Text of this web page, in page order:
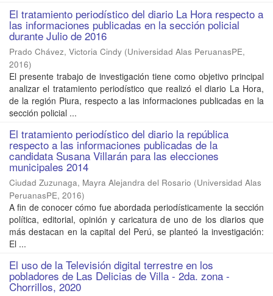
El tratamiento periodístico del diario La Hora respecto a
las informaciones publicadas en la sección policial
durante Julio de 2016
Prado Chávez, Victoria Cindy (Universidad Alas PeruanasPE,
2016)
El presente trabajo de investigación tiene como objetivo principal
analizar el tratamiento periodístico que realizó el diario La Hora,
de la región Piura, respecto a las informaciones publicadas en la
sección policial ...
El tratamiento periodístico del diario la república
respecto a las informaciones publicadas de la
candidata Susana Villarán para las elecciones
municipales 2014
Ciudad Zuzunaga, Mayra Alejandra del Rosario (Universidad Alas
PeruanasPE, 2016)
A fin de conocer cómo fue abordada periodísticamente la sección
política, editorial, opinión y caricatura de uno de los diarios que
más destacan en la capital del Perú, se planteó la investigación:
El ...
El uso de la Televisión digital terrestre en los
pobladores de Las Delicias de Villa - 2da. zona -
Chorrillos, 2020